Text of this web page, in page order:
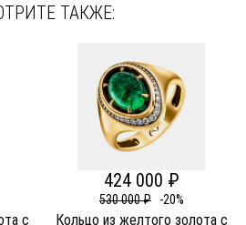
ТАКЖЕ:
c
424 000 ₽
530 000 ₽ -20%
Кольцо из желтого золота c